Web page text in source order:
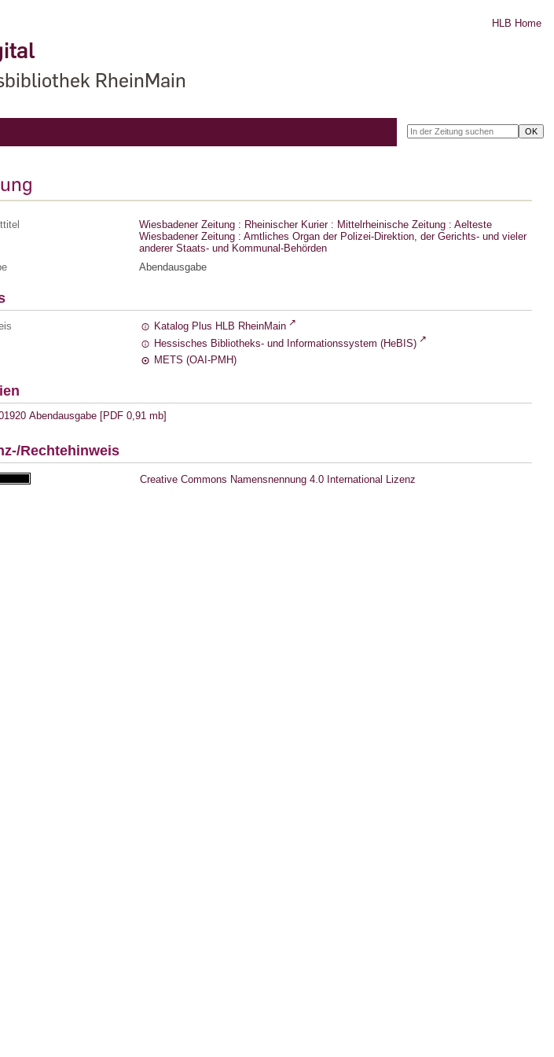
RheinMain
HLB Home
Wiesbadener Zeitung : Rheinischer Kurier : Mittelrheinische Zeitung : Aelteste
Wiesbadener Zeitung : Amtliches Organ der Polizei-Direktion, der Gerichts- und vieler
anderer Staats- und Kommunal-Behörden
Abendausgabe
Katalog Plus HLB RheinMain
Hessisches Bibliotheks- und Informationssystem (HeBIS)
METS (OAI-PMH)
Abendausgabe [PDF 0,91 mb]
Rechtehinweis
Creative Commons Namensnennung 4.0 International Lizenz